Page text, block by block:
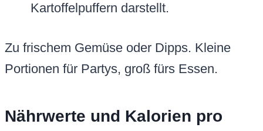
Kartoffelpuffern darstellt.
Zu frischem Gemüse oder Dipps. Kleine
Portionen für Partys, groß fürs Essen.
Nährwerte und Kalorien pro